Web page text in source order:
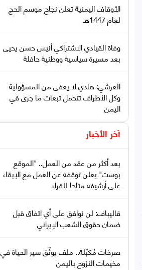
الأوقاف اليمنية تعلن نجاح موسم الحج
لعام 1447هـ
وفاة القيادي الاشتراكي أنيس حسن يحيى
بعد مسيرة سياسية ووطنية حافلة
العرشي: هادي لا يعفى من المسؤولية
وكل الأطراف تتحمل تبعات ما جرى في
اليمن
آخر الأخبار
بعد أكثر من عقد من العمل.. "الموقع
بوست" يعلن توقفه عن العمل مع الإبقاء
على أرشيفه متاحا للقراء
قاليباف: لن نوافق على أي اتفاق قبل
ضمان حقوق الشعب الإيراني
صرخات مُكبّلة.. ملف يوثّق سير الحياة في
مخيمات النزوح باليمن